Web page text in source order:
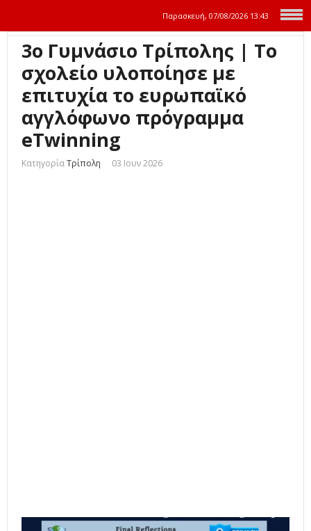
Παρασκευή, 07/08/2026 13:43
3ο Γυμνάσιο Τρίπολης | Το
σχολείο υλοποίησε με
επιτυχία το ευρωπαϊκό
αγγλόφωνο πρόγραμμα
eTwinning
ΚατηγορίαΤρίπολη 03 Ιουν 2026